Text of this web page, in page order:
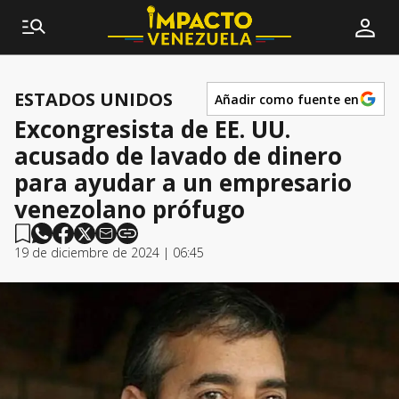
ESTADOS UNIDOS Añadir como fuente en
Excongresista de EE. UU.
acusado de lavado de dinero
para ayudar a un empresario
venezolano prófugo
19 de diciembre de 2024 | 06:45